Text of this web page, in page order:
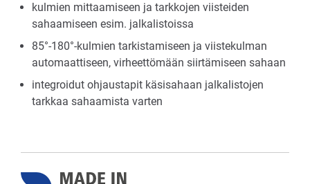
kulmien mittaamiseen ja tarkkojen viisteiden
sahaamiseen esim. jalkalistoissa
85°-180°-kulmien tarkistamiseen ja viistekulman
automaattiseen, virheettömään siirtämiseen sahaan
integroidut ohjaustapit käsisahaan jalkalistojen
tarkkaa sahaamista varten